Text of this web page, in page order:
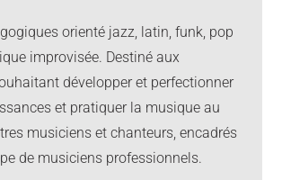
orienté jazz, latin, funk, pop
improvisée. Destiné aux
développer et perfectionner
et pratiquer la musique au
musiciens et chanteurs, encadrés
de musiciens professionnels.